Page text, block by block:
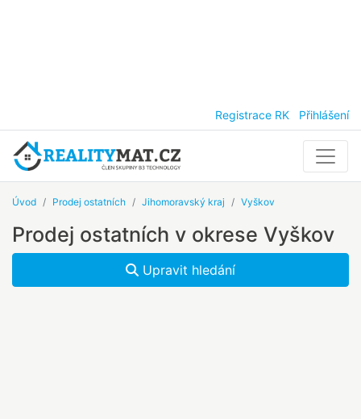
Registrace RK Přihlášení
Úvod Prodej ostatních Jihomoravský kraj Vyškov
Prodej ostatních v okrese Vyškov
Upravit hledání